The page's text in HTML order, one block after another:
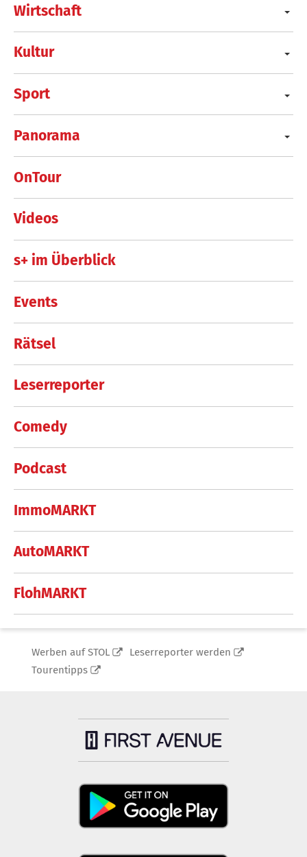
Wirtschaft
Kultur
Sport
Panorama
OnTour
Videos
s+ im Überblick
Events
Rätsel
Leserreporter
Comedy
Podcast
ImmoMARKT
AutoMARKT
FlohMARKT
Werben auf STOL
Leserreporter werden
Tourentipps